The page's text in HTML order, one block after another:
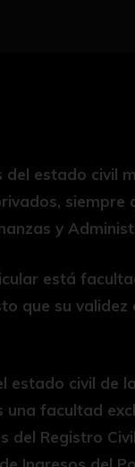
estado civil
siempre
y
está
que su
estado civil de
facultad
del Registro